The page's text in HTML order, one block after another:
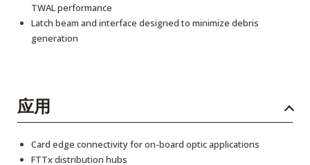
TWAL performance
Latch beam and interface designed to minimize debris
generation
应用
Card edge connectivity for on-board optic applications
FTTx distribution hubs